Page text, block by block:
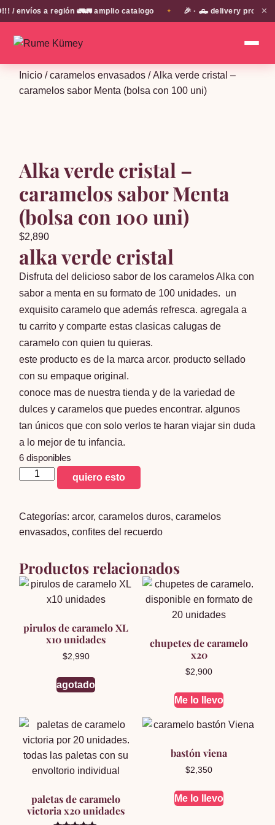
envíos a región 🚛🚛 amplio catalogo 🎉 · 🛻 delivery propio en
✕
Inicio /caramelos envasados / Alka verde cristal –
caramelos sabor Menta (bolsa con 100 uni)
Alka verde cristal –
caramelos sabor Menta
(bolsa con 100 uni)
$2,890
alka verde cristal
Disfruta del delicioso sabor de los caramelos Alka con
sabor a menta en su formato de 100 unidades. un
exquisito caramelo que además refresca. agregala a
tu carrito y comparte estas clasicas calugas de
caramelo con quien tu quieras.
este producto es de la marca arcor. producto sellado
con su empaque original.
conoce mas de nuestra tienda y de la variedad de
dulces y caramelos que puedes encontrar. algunos
tan únicos que con solo verlos te haran viajar sin duda
a lo mejor de tu infancia.
6 disponibles
Alka
-
caramelos
Menta
(bolsa
uni)
cantidad
quiero esto
Categorías:arcor,caramelos duros,caramelos
envasados,confites del recuerdo
Productos relacionados
pirulos de caramelo XL
x10 unidades
$2,990
agotado
chupetes de caramelo
x20
$2,900
Me lo llevo
paletas de caramelo
victoria x20 unidades
bastón viena
$2,350
Me lo llevo